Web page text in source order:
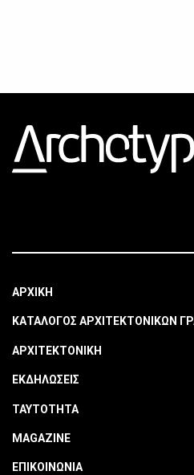
ΑΡΧΙΚΗ
ΚΑΤΑΛΟΓΟΣ ΑΡΧΙΤΕΚΤΟΝΙΚΩΝ
ΑΡΧΙΤΕΚΤΟΝΙΚΗ
ΕΚΔΗΛΩΣΕΙΣ
ΤΑΥΤΟΤΗΤΑ
MAGAZINE
ΕΠΙΚΟΙΝΩΝΙΑ